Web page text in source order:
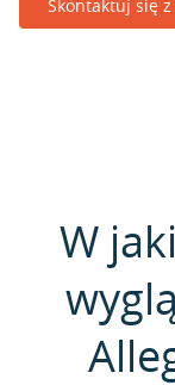
Skontaktuj się
W